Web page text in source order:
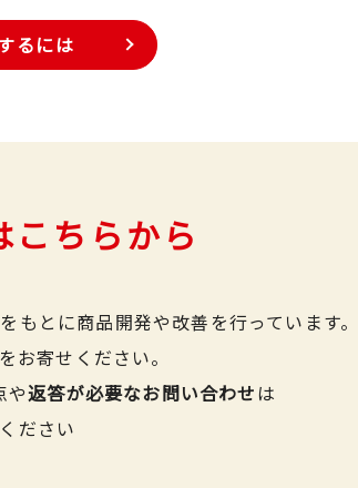
るには
こちらから
とに商品開発や改善を行っています。
お寄せください。
や返答が必要なお問い合わせは
ださい